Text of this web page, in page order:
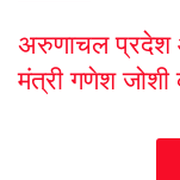
अरुणाचल प्रदेश
मंत्री गणेश जोशी